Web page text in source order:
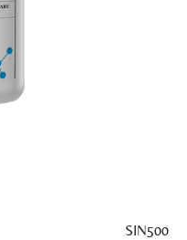
SIN500